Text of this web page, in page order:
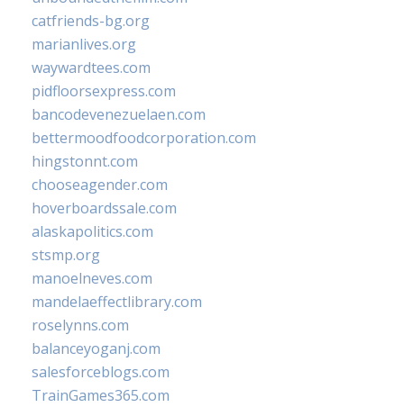
catfriends-bg.org
marianlives.org
waywardtees.com
pidfloorsexpress.com
bancodevenezuelaen.com
bettermoodfoodcorporation.com
hingstonnt.com
chooseagender.com
hoverboardssale.com
alaskapolitics.com
stsmp.org
manoelneves.com
mandelaeffectlibrary.com
roselynns.com
balanceyoganj.com
salesforceblogs.com
TrainGames365.com